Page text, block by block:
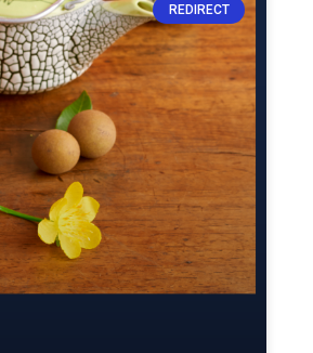
REDIRECT